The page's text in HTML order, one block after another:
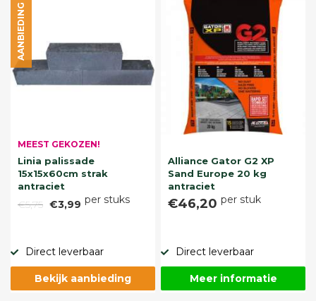
MEEST GEKOZEN!
Linia palissade
15x15x60cm strak
antraciet
€5,75 €3,99 per stuks
AANBIEDING
Direct leverbaar
Bekijk aanbieding
Alliance Gator G2 XP
Sand Europe 20 kg
antraciet
€46,20 per stuk
Direct leverbaar
Meer informatie